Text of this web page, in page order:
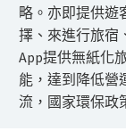
略。亦即提供遊
擇、來進行旅宿
App提供無紙化
能，達到降低營
流，國家環保政